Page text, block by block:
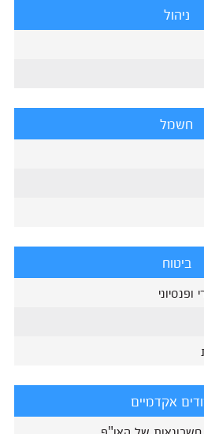
ניהול
חשמל
ביטוח
אקדמיים